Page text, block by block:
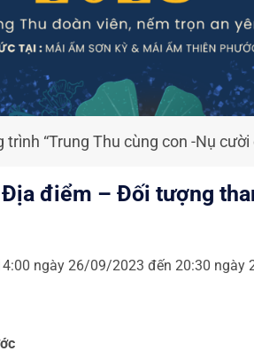
trình “Trung Thu cùng con -Nụ cười
điểm – Đối tượng
ngày 26/09/2023 đến 20:30 ngày